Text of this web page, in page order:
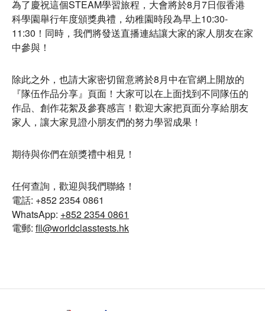
為了慶祝這個STEAM學習旅程，大會將於8月7日假香港
科學園舉行年度頒獎典禮，幼稚園時段為早上10:30-
11:30！同時，我們將發送直播連結讓大家的家人朋友在家
中參與！
除此之外，也請大家密切留意將於8月中在官網上開放的
『隊伍作品分享』頁面！大家可以在上面找到不同隊伍的
作品、創作花絮及參賽感言！歡迎大家把頁面分享給朋友
家人，讓大家見證小朋友們的努力學習成果！
期待與你們在頒獎禮中相見！
任何查詢，歡迎與我們聯絡！
電話: +852 2354 0861
WhatsApp: +852 2354 0861
電郵: fll@worldclasstests.hk